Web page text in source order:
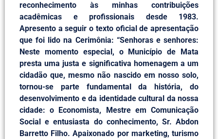
reconhecimento às minhas contribuições
acadêmicas e profissionais desde 1983.
Apresento a seguir o texto oficial de apresentação
que foi lido na Cerimônia: “Senhoras e senhores:
Neste momento especial, o Município de Mata
presta uma justa e significativa homenagem a um
cidadão que, mesmo não nascido em nosso solo,
tornou-se parte fundamental da história, do
desenvolvimento e da identidade cultural da nossa
cidade: o Economista, Mestre em Comunicação
Social e entusiasta do conhecimento, Sr. Abdon
Barretto Filho. Apaixonado por marketing, turismo